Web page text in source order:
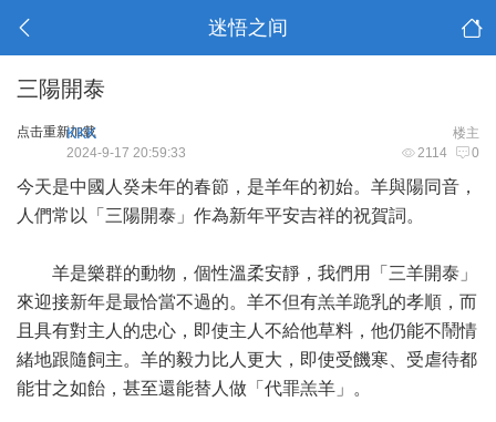
迷悟之间
三陽開泰
点击重新加载 楼主
KKK
2114 0
2024-9-17 20:59:33
今天是中國人癸未年的春節，是羊年的初始。羊與陽同音，
人們常以「三陽開泰」作為新年平安吉祥的祝賀詞。
羊是樂群的動物，個性溫柔安靜，我們用「三羊開泰」
來迎接新年是最恰當不過的。羊不但有羔羊跪乳的孝順，而
且具有對主人的忠心，即使主人不給他草料，他仍能不鬧情
緒地跟隨飼主。羊的毅力比人更大，即使受饑寒、受虐待都
能甘之如飴，甚至還能替人做「代罪羔羊」。